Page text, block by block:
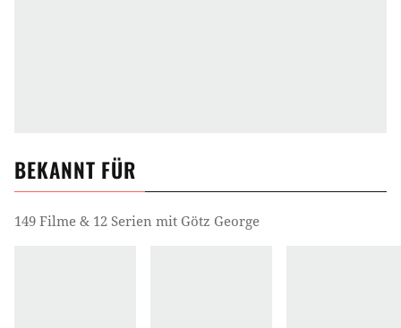
BEKANNT FÜR
149 Filme & 12 Serien mit Götz George